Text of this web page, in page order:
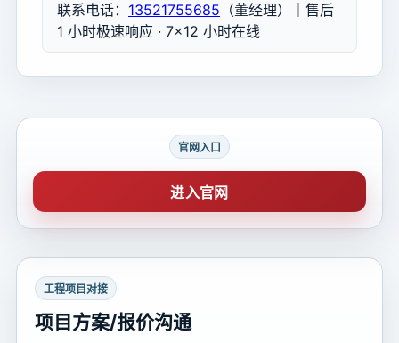
联系电话： 13521755685 （董经理）｜售后
1 小时极速响应 · 7×12 小时在线
官网入口
进入官网
工程项目对接
项目方案/报价沟通